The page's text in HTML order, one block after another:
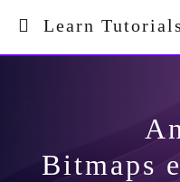
Learn Tutorials
Bitmaps